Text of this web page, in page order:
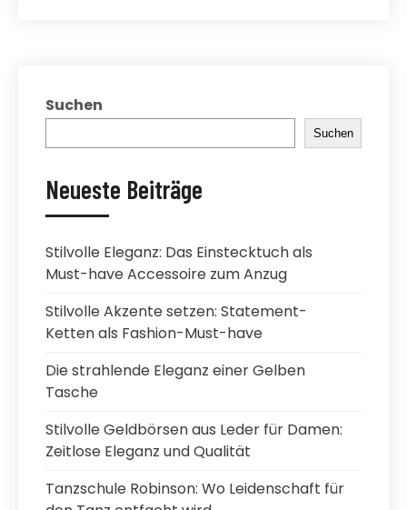
Suchen
Suchen
Neueste Beiträge
Stilvolle Eleganz: Das Einstecktuch als
Must-have Accessoire zum Anzug
Stilvolle Akzente setzen: Statement-
Ketten als Fashion-Must-have
Die strahlende Eleganz einer Gelben
Tasche
Stilvolle Geldbörsen aus Leder für Damen:
Zeitlose Eleganz und Qualität
Tanzschule Robinson: Wo Leidenschaft für